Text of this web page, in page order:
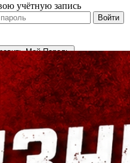
учётную запись